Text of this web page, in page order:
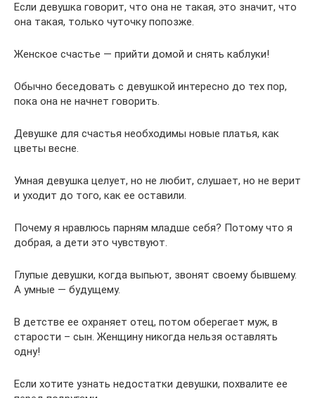
Если девушка говорит, что она не такая, это значит, что
она такая, только чуточку попозже.
Женское счастье — прийти домой и снять каблуки!
Обычно беседовать с девушкой интересно до тех пор,
пока она не начнет говорить.
Девушке для счастья необходимы новые платья, как
цветы весне.
Умная девушка целует, но не любит, слушает, но не верит
и уходит до того, как ее оставили.
Почему я нравлюсь парням младше себя? Потому что я
добрая, а дети это чувствуют.
Глупые девушки, когда выпьют, звонят своему бывшему.
А умные — будущему.
В детстве ее охраняет отец, потом оберегает муж, в
старости – сын. Женщину никогда нельзя оставлять
одну!
Если хотите узнать недостатки девушки, похвалите ее